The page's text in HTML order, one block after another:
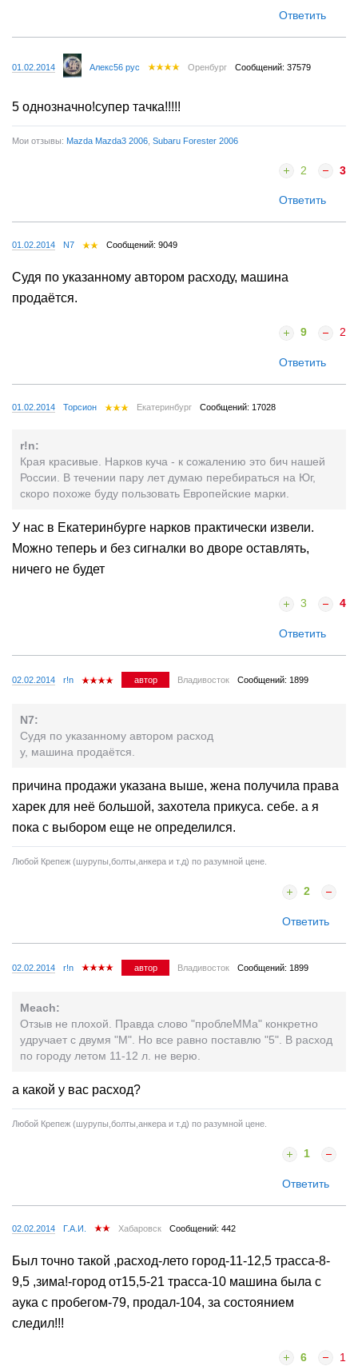
Ответить
01.02.2014 Алекс56 рус Оренбург Сообщений: 37579
5 однозначно!супер тачка!!!!!
Мои отзывы: Mazda Mazda3 2006 Subaru Forester 2006
2 3
Ответить
01.02.2014 N7 Сообщений: 9049
Судя по указанному автором расходу, машина
продаётся.
9 2
Ответить
01.02.2014 Торсион Екатеринбург Сообщений: 17028
r!n:
Края красивые. Нарков куча - к сожалению это бич нашей
России. В течении пару лет думаю перебираться на Юг,
скоро похоже буду пользовать Европейские марки.
У нас в Екатеринбурге нарков практически извели.
Можно теперь и без сигналки во дворе оставлять,
ничего не будет
3 4
Ответить
02.02.2014 r!n автор Владивосток Сообщений: 1899
N7:
Судя по указанному автором расход
у, машина продаётся.
причина продажи указана выше, жена получила права
харек для неё большой, захотела прикуса. себе. а я
пока с выбором еще не определился.
Любой Крепеж (шурупы,болты,анкера и т.д) по разумной цене.
2
Ответить
02.02.2014 r!n автор Владивосток Сообщений: 1899
Meach:
Отзыв не плохой. Правда слово "проблеММа" конкретно
удручает с двумя "М". Но все равно поставлю "5". В расход
по городу летом 11-12 л. не верю.
а какой у вас расход?
Любой Крепеж (шурупы,болты,анкера и т.д) по разумной цене.
1
Ответить
02.02.2014 Г.А.И. Хабаровск Сообщений: 442
Был точно такой ,расход-лето город-11-12,5 трасса-8-
9,5 ,зима!-город от15,5-21 трасса-10 машина была с
аука с пробегом-79, продал-104, за состоянием
следил!!!
6 1